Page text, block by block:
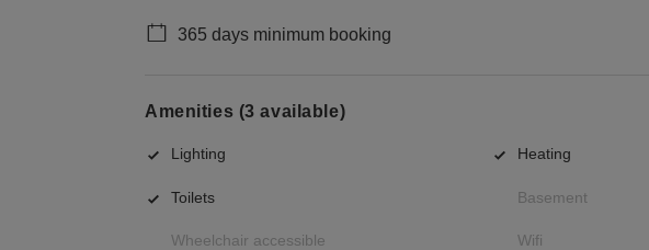
365 days minimum booking
Amenities (3 available)
Lighting Heating
Toilets Basement
Wheelchair accessible Wifi